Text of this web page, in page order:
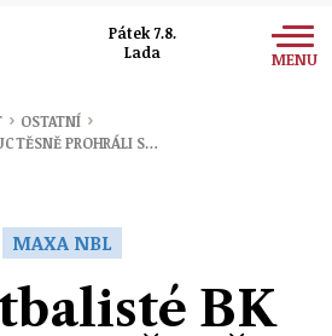
Pátek 7.8.
Lada
MENU
› OSTATNÍ ›
TĚSNĚ PROHRÁLI S…
MAXA NBL
BK